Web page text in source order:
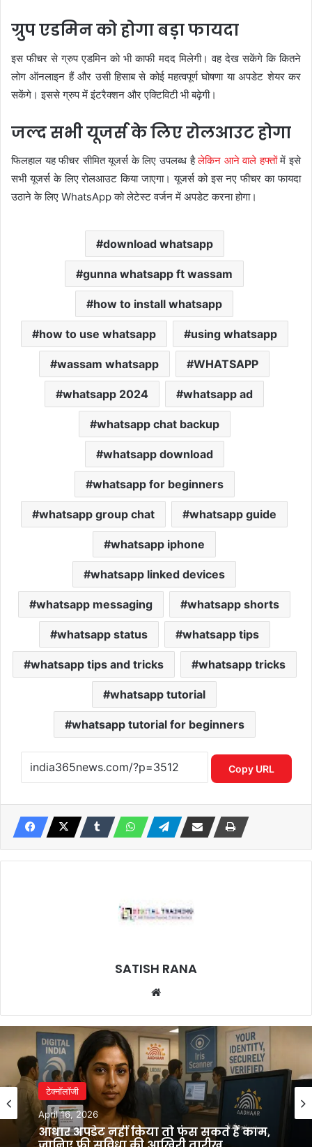
ग्रुप एडमिन को होगा बड़ा फायदा
इस फीचर से ग्रुप एडमिन को भी काफी मदद मिलेगी। वह देख सकेंगे कि कितने
लोग ऑनलाइन हैं और उसी हिसाब से कोई महत्वपूर्ण घोषणा या अपडेट शेयर कर
सकेंगे। इससे ग्रुप में इंटरैक्शन और एक्टिविटी भी बढ़ेगी।
जल्द सभी यूजर्स के लिए रोलआउट होगा
फिलहाल यह फीचर सीमित यूजर्स के लिए उपलब्ध हैलेकिन आने वाले हफ्तोंमें इसे
सभी यूजर्स के लिए रोलआउट किया जाएगा। यूजर्स को इस नए फीचर का फायदा
उठाने के लिए WhatsApp को लेटेस्ट वर्जन में अपडेट करना होगा।
download whatsapp
gunna whatsapp ft wassam
how to install whatsapp
how to use whatsapp using whatsapp
wassam whatsapp WHATSAPP
whatsapp 2024 whatsapp ad
whatsapp chat backup
whatsapp download
whatsapp for beginners
whatsapp group chat whatsapp guide
whatsapp iphone
whatsapp linked devices
whatsapp messaging whatsapp shorts
whatsapp status whatsapp tips
whatsapp tips and tricks whatsapp tricks
whatsapp tutorial
whatsapp tutorial for beginners
Copy URL
SATISH RANA
टेक्नॉलॉजी
April 16, 2026
आधार अपडेट नहीं किया तो फंस सकते हैं काम,